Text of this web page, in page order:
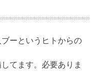
ーというヒトからの
てます。必要ありま